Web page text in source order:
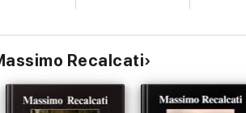
Recalcati